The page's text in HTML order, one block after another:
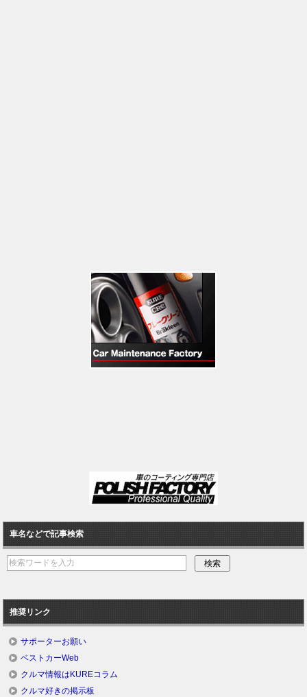
車名などで記事検索
推奨リンク
サポーターお願い
ベストカーWeb
クルマ情報はKUREコラム
クルマ好きの掲示板